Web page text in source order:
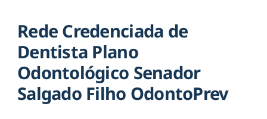
Rede Credenciada de
Dentista Plano
Odontológico Senador
Salgado Filho OdontoPrev